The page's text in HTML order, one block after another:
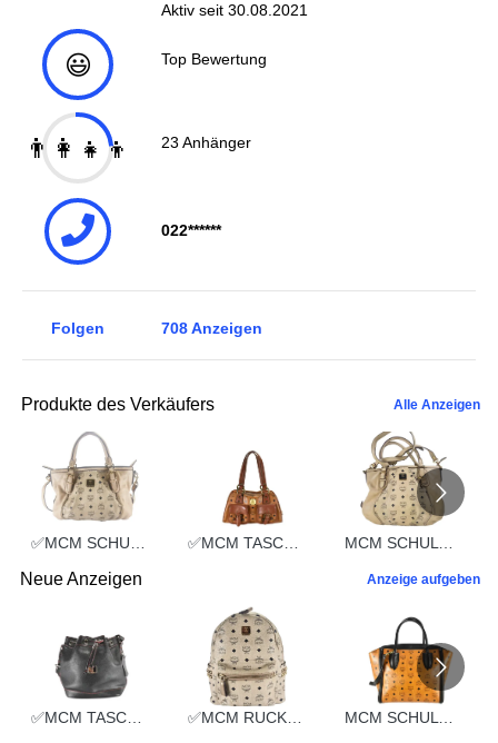
Aktiv seit 30.08.2021
😃 Top Bewertung
👨‍👩‍👧‍👦 23 Anhänger
022******
Folgen 708Anzeigen
Produkte des Verkäufers Alle Anzeigen
Neue Anzeigen Anzeige aufgeben